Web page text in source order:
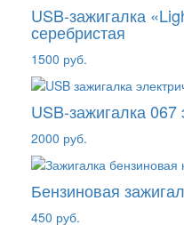
USB-зажигалка
серебристая
1500 руб.
USB-зажигалка 067
2000 руб.
Бензиновая
450 руб.